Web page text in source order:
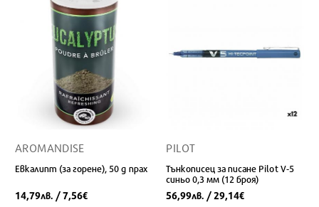
AROMANDISE
Евкалипт (за горене), 50 g прах
14,79лв. / 7,56€
PILOT
Тънкописец за писане Pilot V-5
синьо 0,3 мм (12 броя)
56,99лв. / 29,14€